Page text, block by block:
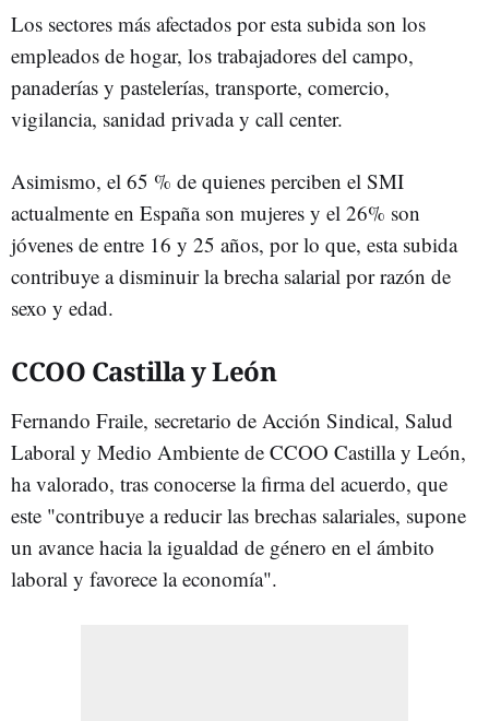
Los sectores más afectados por esta subida son los
empleados de hogar, los trabajadores del campo,
panaderías y pastelerías, transporte, comercio,
vigilancia, sanidad privada y call center.
Asimismo, el 65 % de quienes perciben el SMI
actualmente en España son mujeres y el 26% son
jóvenes de entre 16 y 25 años, por lo que, esta subida
contribuye a disminuir la brecha salarial por razón de
sexo y edad.
CCOO Castilla y León
Fernando Fraile, secretario de Acción Sindical, Salud
Laboral y Medio Ambiente de CCOO Castilla y León,
ha valorado, tras conocerse la firma del acuerdo, que
este "contribuye a reducir las brechas salariales, supone
un avance hacia la igualdad de género en el ámbito
laboral y favorece la economía".